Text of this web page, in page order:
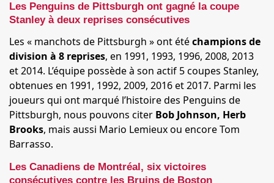
Les Penguins de Pittsburgh ont gagné la coupe
Stanley à deux reprises consécutives
Les « manchots de Pittsburgh » ont étéchampions de
division à 8 reprises, en 1991, 1993, 1996, 2008, 2013
et 2014. L’équipe possède à son actif 5 coupes Stanley,
obtenues en 1991, 1992, 2009, 2016 et 2017. Parmi les
joueurs qui ont marqué l’histoire des Penguins de
Pittsburgh, nous pouvons citer Bob Johnson, Herb
Brooks, mais aussi Mario Lemieux ou encore Tom
Barrasso.
Les Canadiens de Montréal, six victoires
consécutives contre les Bruins de Boston